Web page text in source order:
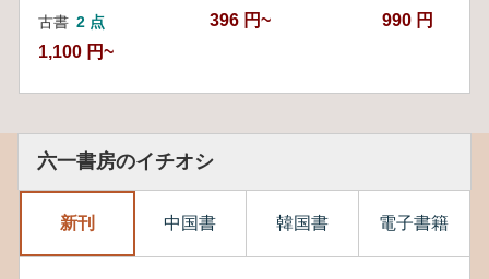
古書 2 点
1,100 円~
396 円~ 990 円
六一書房のイチオシ
新刊 中国書 韓国書 電子書籍